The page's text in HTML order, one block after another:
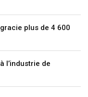
plus de 4 600
l’industrie de